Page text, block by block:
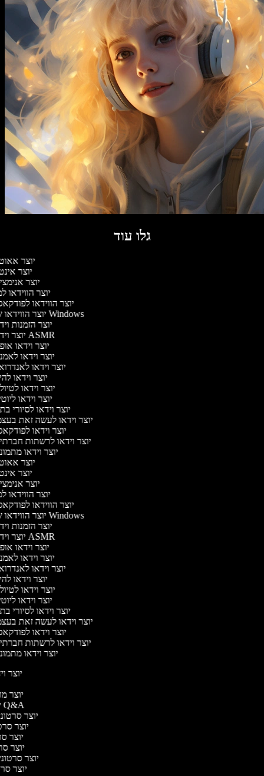
גלו עוד
יוצר
יוצר
יוצר
יוצר הווידאו
יוצר הווידאו
יוצר הווידאו של Windows
יוצר הזמנות
יוצר וידאו ASMR
יוצר וידאו
יוצר וידאו
יוצר וידאו
יוצר וידאו
יוצר וידאו
יוצר וידאו
יוצר וידאו לסיורי
יוצר וידאו לעשה זאת
יוצר וידאו
יוצר וידאו לרשתות
יוצר וידאו
יוצר
יוצר
יוצר
יוצר הווידאו
יוצר הווידאו
יוצר הווידאו של Windows
יוצר הזמנות
יוצר וידאו ASMR
יוצר וידאו
יוצר וידאו
יוצר וידאו
יוצר וידאו
יוצר וידאו
יוצר וידאו
יוצר וידאו לסיורי
יוצר וידאו לעשה זאת
יוצר וידאו
יוצר וידאו לרשתות
יוצר וידאו
יוצר
יוצר
יוצר סרטוני Q&A
יוצר
יוצר
יוצר
יוצר
יוצר
יוצר